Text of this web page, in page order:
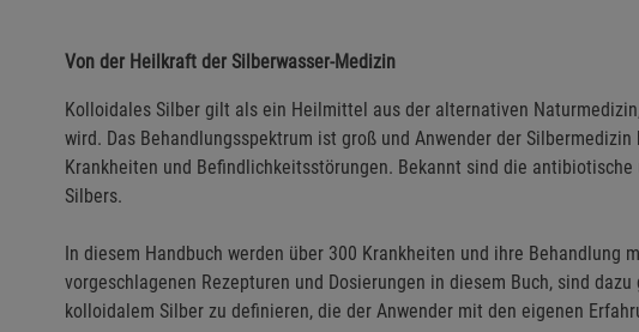
Von der Heilkraft der Silberwasser-Medizin
Kolloidales Silber gilt als ein Heilmittel aus der alternativen
wird. Das Behandlungsspektrum ist groß und Anwender der
Krankheiten und Befindlichkeitsstörungen. Bekannt sind die
Silbers.
In diesem Handbuch werden über 300 Krankheiten und ihre Behandlung
vorgeschlagenen Rezepturen und Dosierungen in diesem Buch, sind
kolloidalem Silber zu definieren, die der Anwender mit den eigenen